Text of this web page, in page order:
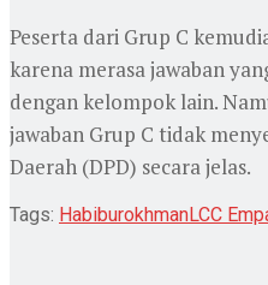
Peserta dari Grup C
karena merasa jawaban
dengan kelompok lain.
jawaban Grup C tidak
Daerah (DPD) secara jelas.
Tags: HabiburokhmanLCC